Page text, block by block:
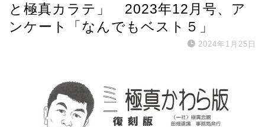
と極真カラテ」 2023年12月号、ア
ンケート「なんでもベスト５」
2024年1月25日